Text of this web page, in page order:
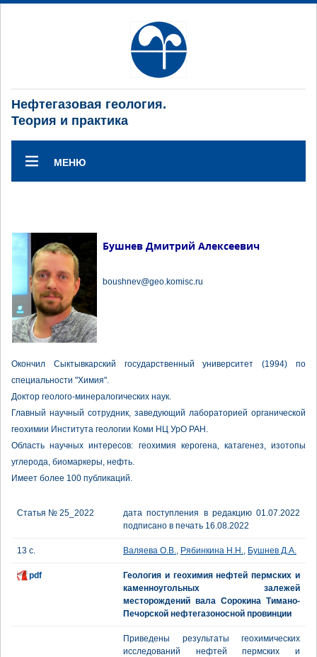
Нефтегазовая геология.
Теория и практика
МЕНЮ
Бушнев Дмитрий Алексеевич
boushnev@geo.komisc.ru
Окончил Сыктывкарский государственный университет (1994) по
специальности "Химия".
Доктор геолого-минералогических наук.
Главный научный сотрудник, заведующий лабораторией органической
геохимии Института геологии Коми НЦ УрО РАН.
Область научных интересов: геохимия керогена, катагенез, изотопы
углерода, биомаркеры, нефть.
Имеет более 100 публикаций.
Статья № 25_2022
дата поступления в редакцию 01.07.2022
подписано в печать 16.08.2022
13 с. Валяева О.В., Рябинкина Н.Н., Бушнев Д.А.
pdf
Геология и геохимия нефтей пермских и
каменноугольных залежей
месторождений вала Сорокина Тимано-
Печорской нефтегазоносной провинции
Приведены результаты геохимических
исследований нефтей пермских и